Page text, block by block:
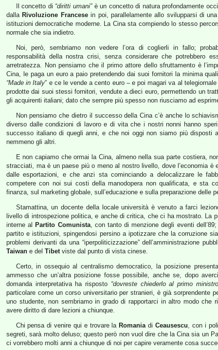
Il concetto di “diritti umani”è un concetto di natura profondamente
dalla Rivoluzione Francesein poi, parallelamente allo svilupparsi di
istituzioni democratiche moderne. La Cina sta compiendo lo stesso
normale che sia indietro.
Noi, però, sembriamo non vedere l’ora di coglierli in fallo;
responsabilità della nostra crisi, senza considerare che potrebbero
arretratezza. Non pensiamo che il primo attore dello sfruttamento è
Cina, le paga un euro a paio pretendendo dai suoi fornitori la minima
“Made in Italy” e ce le vende a cento euro – e poi magari va al
prodotte dai suoi stessi fornitori, vendute a dieci euro, permettendo un
gli acquirenti italiani; dato che sempre più spesso non riusciamo ad
Non pensiamo che dietro il successo della Cina c’è anche lo
diverso dalle condizioni di lavoro e di vita che i nostri nonni hanno
successo italiano di quegli anni, e che noi oggi non siamo più disposti
nemmeno gli altri.
E non capiamo che ormai la Cina, almeno nella sua parte costiera,
stracciati, ma è un paese più o meno al nostro livello, dove l’economia
dalle esportazioni, e che anzi sta cominciando a delocalizzare le
competere con noi sui costi della manodopera non qualificata, e sta
finanza, sul marketing globale, sull’educazione e sulla preparazione delle
Stamattina, un docente della locale università è venuto a farci
livello di introspezione politica, e anche di critica, che ci ha mostrato. La
interne al
Partito Comunista, con tanto di menzione degli eventi
partito e istituzioni, spingendosi persino a ipotizzare che la corruzione
problemi derivanti da una “iperpoliticizzazione” dell’amministrazione
Taiwan e del Tibet viste dal punto di vista cinese.
Certo, in ossequio al centralismo democratico, la posizione
ammesso che un’altra posizione fosse possibile, anche se, dopo
domanda interpretativa ha risposto “dovreste chiederlo al primo
particolare come un corso universitario per stranieri, è già sorprendente
uno studente, non sembriamo in grado di rapportarci in altro modo che
avere diritto di dare lezioni a chiunque.
Chi pensa di venire qui e trovare la Romania diCeausescu , con i
segreti, sarà molto deluso; questo però non vuol dire che la Cina sia un
ci vorrebbero molti anni a chiunque di noi per capire veramente cosa